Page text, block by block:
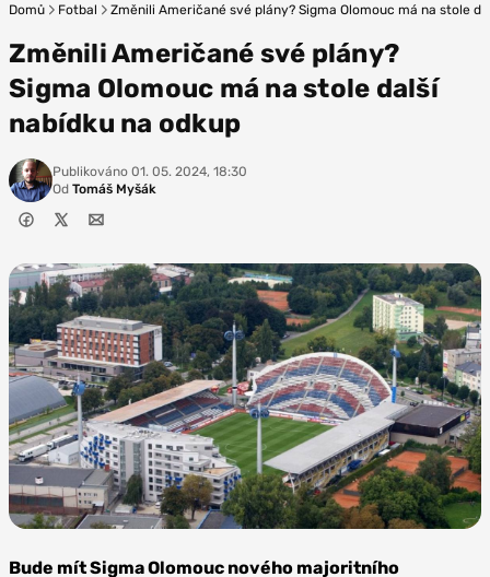
Domů Fotbal Změnili Američané své plány? Sigma Olomouc má na stole
Změnili Američané své plány?
Sigma Olomouc má na stole další
nabídku na odkup
Publikováno 01. 05. 2024, 18:30
Od Tomáš Myšák
Sigma
Bude mít Sigma Olomouc nového majoritního